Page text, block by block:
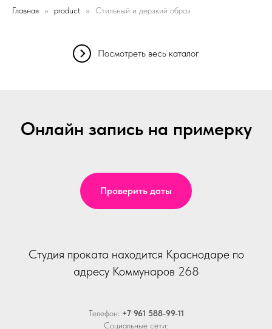
Главная product Стильный и дерзкий образ
Посмотреть весь каталог
Онлайн запись на примерку
Проверить даты
Студия проката находится Краснодаре по
адресу Коммунаров 268
Телефон: +7 961 588-99-11
Социальные сети: